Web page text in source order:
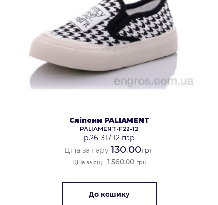
Сліпони PALIAMENT
PALIAMENT-F22-12
р.26-31 / 12 пар
Ціна за пару 130.00грн
Ціна за ящ. 1 560.00 грн
До кошику